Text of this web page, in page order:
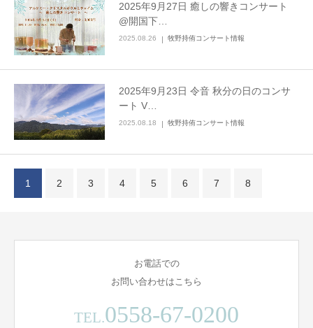
2025年9月27日 癒しの響きコンサート
@開国下…
2025.08.26 牧野持侑コンサート情報
2025年9月23日 令音 秋分の日のコンサ
ート V…
2025.08.18 牧野持侑コンサート情報
1 2 3 4 5 6 7 8
お電話での
お問い合わせはこちら
TEL.0558-67-0200